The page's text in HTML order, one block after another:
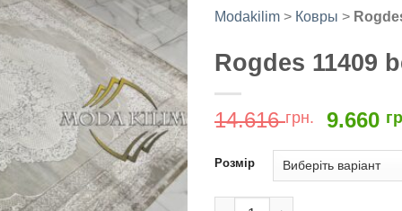
Додати
до
обраного
Modakilim > Ковры >
Rogdes 11409
14.616грн.
14.616
грн..
9.660
Розмір
Rogdes 11409 bej кількість